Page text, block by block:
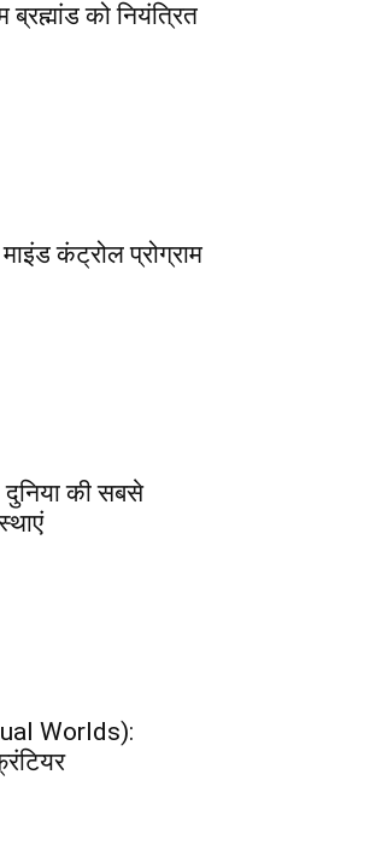
ब्रह्मांड को नियंत्रित
कंट्रोल प्रोग्राम
की सबसे
Worlds):